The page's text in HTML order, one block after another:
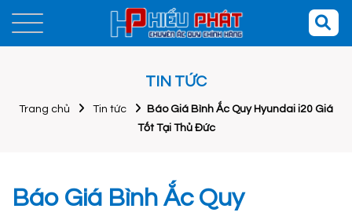
TIN TỨC
Trang chủ Tin tức
Báo Giá Bình Ắc Quy Hyundai i20 Giá
Tốt Tại Thủ Đức
Báo Giá Bình Ắc Quy